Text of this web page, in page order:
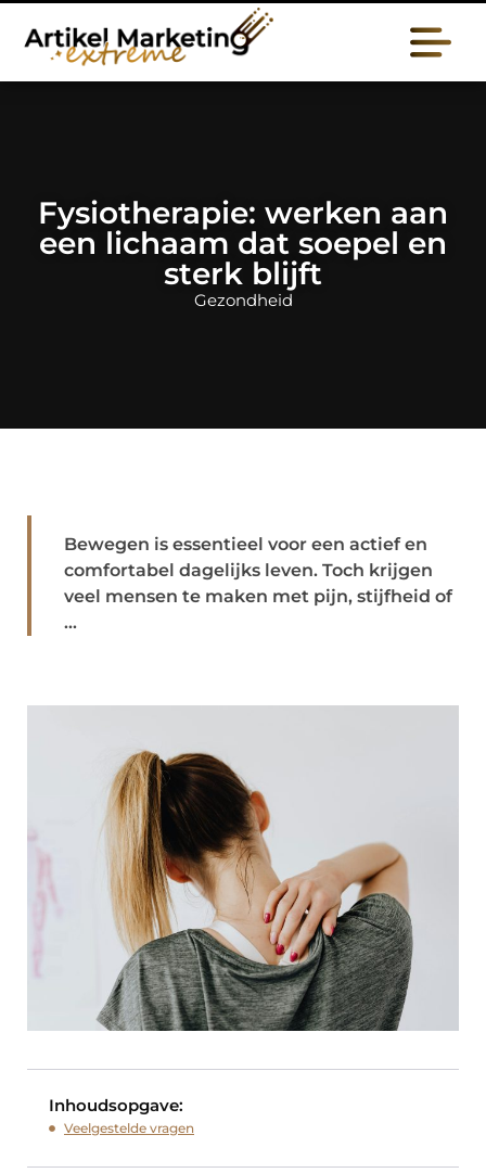
Fysiotherapie: werken aan
een lichaam dat soepel en
sterk blijft
Gezondheid
Bewegen is essentieel voor een actief en
comfortabel dagelijks leven. Toch krijgen
veel mensen te maken met pijn, stijfheid of
...
Inhoudsopgave:
Veelgestelde vragen